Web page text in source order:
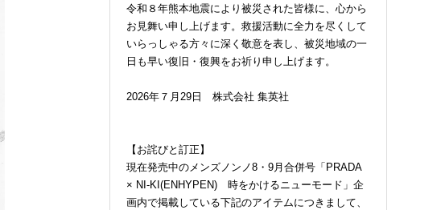
令和８年熊本地震により被災された皆様に、心から
お見舞い申し上げます。救援活動に全力を尽くして
いらっしゃる方々に深く敬意を表し、被災地域の一
日も早い復旧・復興をお祈り申し上げます。
2026年７月29日 株式会社 集英社
【お詫びと訂正】
現在発売中のメンズノンノ8・9月合併号「PRADA
× NI-KI(ENHYPEN) 時をかけるニューモード」企
画内で掲載している下記のアイテムにつきまして、